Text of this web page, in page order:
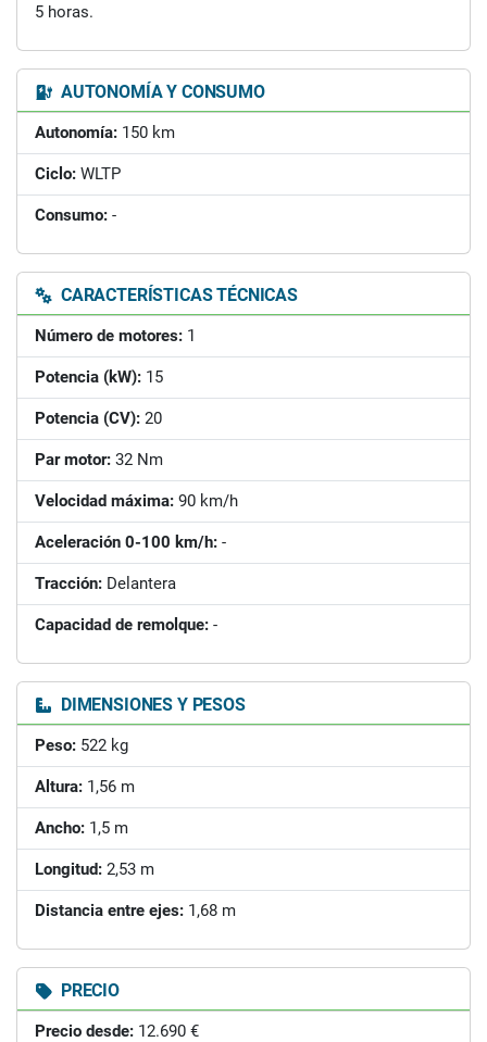
5 horas.
AUTONOMÍA Y CONSUMO
Autonomía: 150 km
Ciclo: WLTP
Consumo: -
CARACTERÍSTICAS TÉCNICAS
Número de motores: 1
Potencia (kW): 15
Potencia (CV): 20
Par motor: 32 Nm
Velocidad máxima: 90 km/h
Aceleración 0-100 km/h: -
Tracción: Delantera
Capacidad de remolque: -
DIMENSIONES Y PESOS
Peso: 522 kg
Altura: 1,56 m
Ancho: 1,5 m
Longitud: 2,53 m
Distancia entre ejes: 1,68 m
PRECIO
Precio desde: 12.690 €